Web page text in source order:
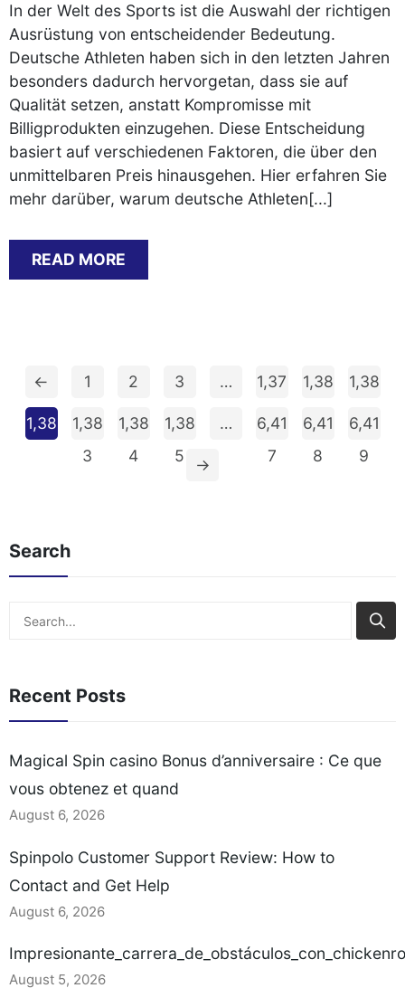
In der Welt des Sports ist die Auswahl der richtigen
Ausrüstung von entscheidender Bedeutung.
Deutsche Athleten haben sich in den letzten Jahren
besonders dadurch hervorgetan, dass sie auf
Qualität setzen, anstatt Kompromisse mit
Billigprodukten einzugehen. Diese Entscheidung
basiert auf verschiedenen Faktoren, die über den
unmittelbaren Preis hinausgehen. Hier erfahren Sie
mehr darüber, warum deutsche Athleten[...]
READ MORE
← 1 2 3 …
1,37
9
1,38
0
1,38
1
1,38
1,38
3
1,38
4
1,38
5
…
6,41
7
6,41
8
6,41
9
→
Search
Search
Recent Posts
Magical Spin casino Bonus d’anniversaire : Ce que
vous obtenez et quand
August 6, 2026
Spinpolo Customer Support Review: How to
Contact and Get Help
August 6, 2026
August 5, 2026